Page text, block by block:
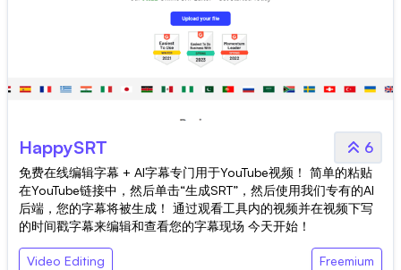
HappySRT 6
免费在线编辑字幕 + AI字幕专门用于YouTube视频！ 简单的粘贴
在YouTube链接中，然后单击“生成SRT”，然后使用我们专有的AI
后端，您的字幕将被生成！ 通过观看工具内的视频并在视频下写
的时间戳字幕来编辑和查看您的字幕现场 今天开始！
Video Editing Freemium